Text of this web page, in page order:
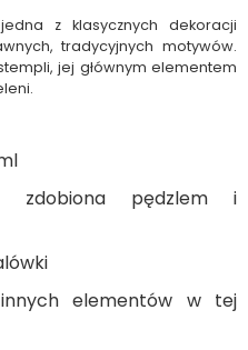
z klasycznych dekoracji
tradycyjnych motywów.
jej głównym elementem
zdobiona pędzlem i
elementów w tej